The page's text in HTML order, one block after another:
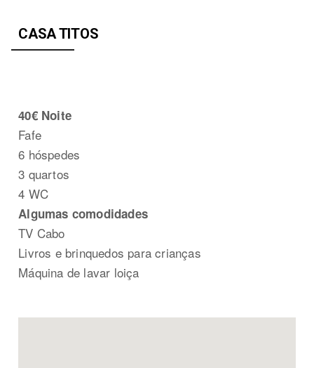
CASA TITOS
40€ Noite
Fafe
6 hóspedes
3 quartos
4 WC
Algumas comodidades
TV Cabo
Livros e brinquedos para crianças
Máquina de lavar loiça